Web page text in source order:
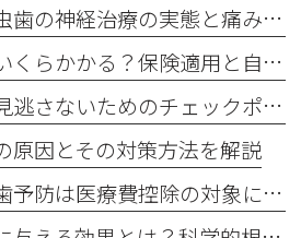
神経治療は痛い？虫歯の神経治療の実態と痛み軽減法
虫歯治療の費用はいくらかかる？保険適用と自費治療の違い
虫歯の初期症状を見逃さないためのチェックポイント
原因とその対策方法を解説
フッ素を使った虫歯予防は医療費控除の対象になる？最新情報をチェック！